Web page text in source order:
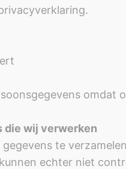
die wij verwerken
te
echter niet